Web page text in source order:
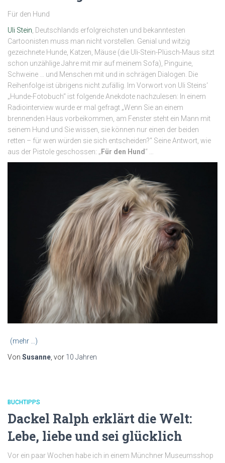
Für den Hund
Uli Stein , Deutschlands erfolgreichsten und bekanntesten
Cartoonisten muss man nicht vorstellen. Genial und witzig
gezeichnete Hunde, Katzen, Mäuse (die Uli-Stein-Plüsch-Maus sitzt
schon unzählige Jahre mit mir auf meinem Sofa), Pinguine,
Schweine … und Menschen mit und in schrägen Dialogen. Die
Reihenfolge ist übrigens nicht zufällig. Im Vorwort von Uli Steins‘
„Hunde-Fotobuch“ ist folgende Anekdote nachzulesen: In einem
Radiointerview wurde er mal gefragt „Wenn Sie an einem
brennenden Haus vorbeikommen, am Fenster steht ein Mann mit
seinem Hund und Sie wissen, sie können nur einen der beiden
retten – für wen würden sie sich entscheiden?“ Seine Antwort, wie
aus der Pistole geschossen: „ Für den Hund “ …
(mehr …)
Von Susanne , vor 10 Jahren
BUCHTIPPS
Dackel Ralph erklärt die Welt:
Lebe, liebe und sei glücklich
Vor ein paar Wochen habe ich in einem Münchner Museumsshop